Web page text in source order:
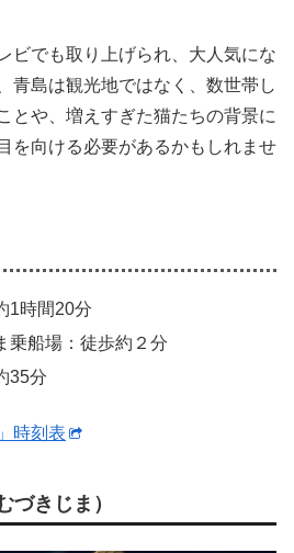
ビでも取り上げられ、大人気にな
青島は観光地ではなく、数世帯し
とや、増えすぎた猫たちの背景に
を向ける必要があるかもしれませ
1時間20分
乗船場：徒歩約２分
35分
時刻表
きじま）